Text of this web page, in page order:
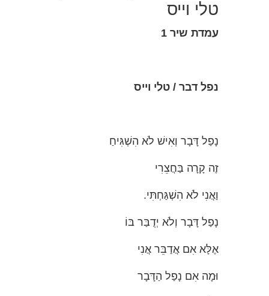
טלי וייס
עמדת שיר 1
נפל דבר / טלי וייס
נָפַל דָּבָר וְאִישׁ לֹא הִשְׁגִּיחַ
זֶה קָרָה בַּחֲצֵרִי
וַאֲנִי לֹא הִשְׁגַּחְתִּי.
נָפַל דָּבָר וְלֹא יְדֻבַּר בּוֹ
אֶלָּא אִם אֲדַבֵּר אֲנִי
וּמָה אִם נָפַל הַדָּבָר